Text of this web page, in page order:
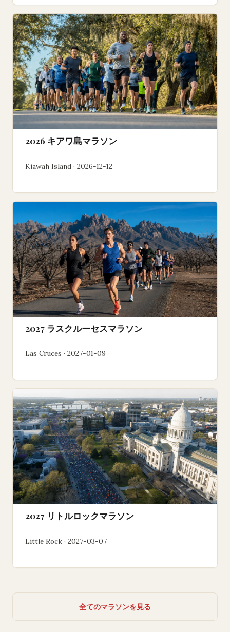
2026 キアワ島マラソン
Kiawah Island · 2026-12-12
2027 ラスクルーセスマラソン
Las Cruces · 2027-01-09
2027 リトルロックマラソン
Little Rock · 2027-03-07
全てのマラソンを見る